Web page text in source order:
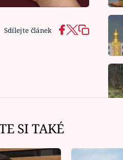
Sdílejte článek
SI TAKÉ